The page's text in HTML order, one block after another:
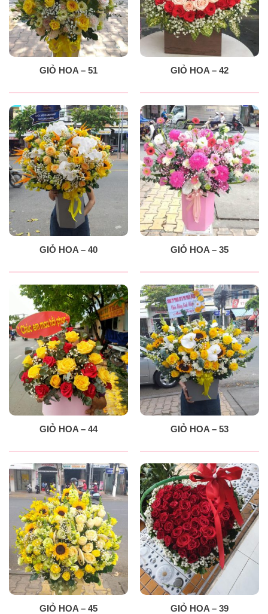
GIỎ HOA – 51 GIỎ HOA – 42
GIỎ HOA – 40 GIỎ HOA – 35
GIỎ HOA – 44 GIỎ HOA – 53
GIỎ HOA – 45 GIỎ HOA – 39